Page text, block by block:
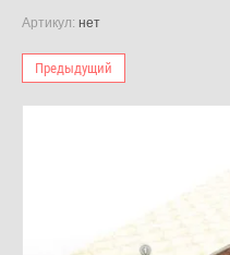
Артикул: нет
Предыдущий